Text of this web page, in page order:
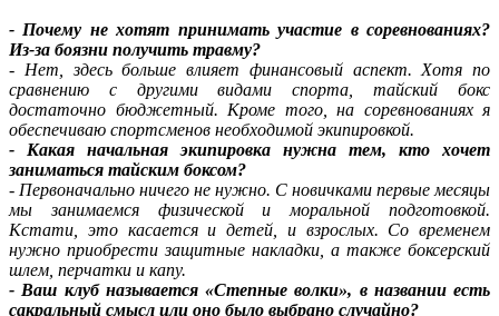
- Почему не хотят принимать участие в соревнованиях?
Из-за боязни получить травму?
- Нет, здесь больше влияет финансовый аспект. Хотя по
сравнению с другими видами спорта, тайский бокс
достаточно бюджетный. Кроме того, на соревнованиях я
обеспечиваю спортсменов необходимой экипировкой.
- Какая начальная экипировка нужна тем, кто хочет
заниматься тайским боксом?
- Первоначально ничего не нужно. С новичками первые месяцы
мы занимаемся физической и моральной подготовкой.
Кстати, это касается и детей, и взрослых. Со временем
нужно приобрести защитные накладки, а также боксерский
шлем, перчатки и капу.
- Ваш клуб называется «Степные волки», в названии есть
сакральный смысл или оно было выбрано случайно?